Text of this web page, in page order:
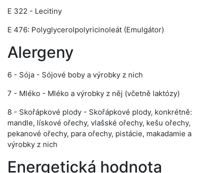
E 322 - Lecitiny
E 476: Polyglycerolpolyricinoleát (Emulgátor)
Alergeny
6 - Sója - Sójové boby a výrobky z nich
7 - Mléko - Mléko a výrobky z něj (včetně laktózy)
8 - Skořápkové plody - Skořápkové plody, konkrétně:
mandle, lískové ořechy, vlašské ořechy, kešu ořechy,
pekanové ořechy, para ořechy, pistácie, makadamie a
výrobky z nich
Energetická hodnota